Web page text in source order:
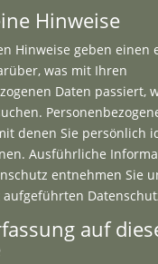
Hinweise
Hinweise geben einen
was mit Ihren
Daten passiert,
denen Sie persönlich
Ausführliche
entnehmen Sie
aufgeführten
auf